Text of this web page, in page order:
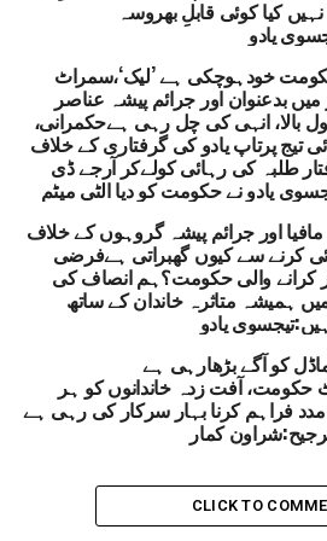
کروا پا رہے ہیں۔ پولیس
میں گھس کر لوگوں کا
حکومت پر نشانہ لگاتے
حکومت کی ’نیرا‘ اسکیم بھی
کے لوگوں سے اپیل کرتے ہوئے کہا
نشانہ بنانے اور عظیم اتحاد کی
انہوں نے کہا کہ انڈسٹری کا
سے وابستہ لوگوں کی معاشی
پر تیجسوی یادو نے لبنی (تاڑی کو
بھی اٹھایا۔
BIHAR ASSEMBLY ELECTIONS
BIHAR
BIHAR POLITICS
کا لیا گیا جائزہ
کیا کوئی قابلِ بھروسہ
یادو
خودہوچکی ہے ’لیک‘،سمراٹ
بدعنوان اور جرائم پیشہ عناصر
بالا، انہی کی چل رہی ہےحکمرانی،
تیج پرتاپ یادو کی گرفتاری کے خلاف
طلبہ کی رہائی کولےکر آرجے ڈی
یادو نے حکومت کو دیا الٹی میٹم
اور جرائم پیشہ گروہوں کے خلاف
کرنے سے کیوں گھبراتی ہےفرضی
کرانے والی حکومت؟ہم انصاف کی
ہمیشہ متاثرہ خاندان کے ساتھ
یادو
کو آگے بڑھارہی ہے
آفت زدہ خاندانوں کو ہر
فراہم کرنا بہار سرکار کی رہی ہے
کمار
CLICK TO